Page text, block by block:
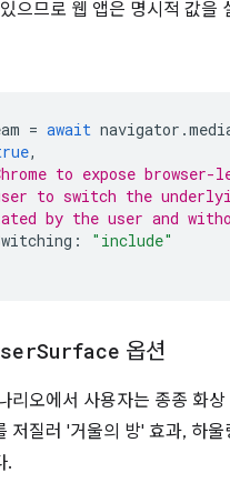
으므로 웹 앱은 명시적 값을
= await navigator .
,
to expose
to switch the
by the user and
:
"include"
Surface 옵션
리오에서 사용자는 종종 화
저질러 '거울의 방' 효과, 하
.